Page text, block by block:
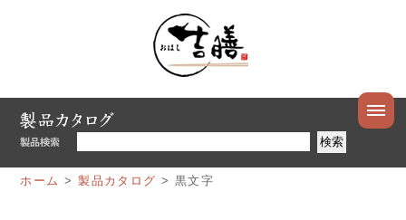
ホーム >製品カタログ > 黒文字